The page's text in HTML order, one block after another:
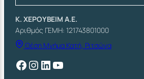
Κ. ΧΕΡΟΥΒΕΙΜ Α.Ε.
Αριθμός ΓΕΜΗ: 121743801000
Θέση Μνήμα Κατή, Ριτσώνα
Facebook Instagram Linkedin YouTube